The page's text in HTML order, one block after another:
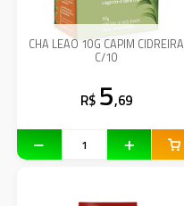
CHA LEAO 10G CAPIM CIDREIRA
C/10
R$ 5,69